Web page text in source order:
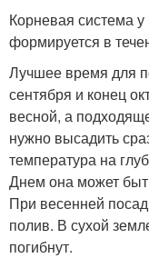
Корневая система
формируется в
Лучшее время для
сентября и конец
весной, а
нужно высадить
температура на
Днем она может
При весенней
полив. В сухой
погибнут.